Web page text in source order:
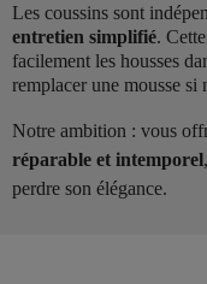
Les coussins sont
entretien simplifié.
facilement les housses
remplacer une mousse si
Notre ambition : vous
réparable et intemporel
perdre son élégance.